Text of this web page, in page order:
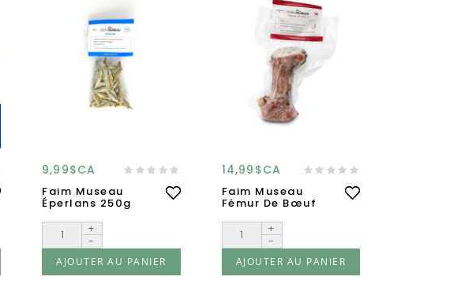
9,99$CA
Faim Museau
Éperlans 250g
+
-
AJOUTER AU PANIER
14,99$CA
Faim Museau
Fémur De Bœuf
+
-
AJOUTER AU PANIER